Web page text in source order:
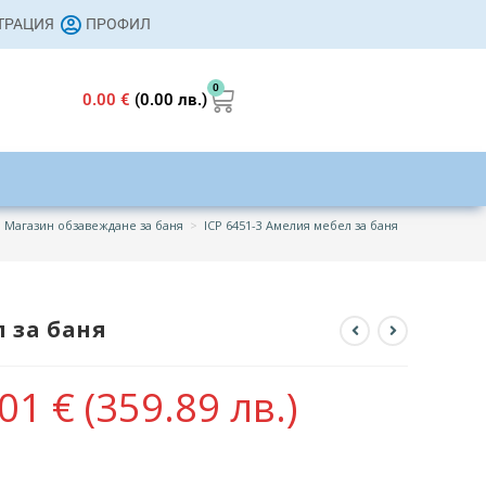
ПРОФИЛ
0.00€ (0.00 лв.)
0
Магазин обзавеждане за баня > ICP 6451-3 Амелия мебел за баня
за баня
€ (359.89 лв.)